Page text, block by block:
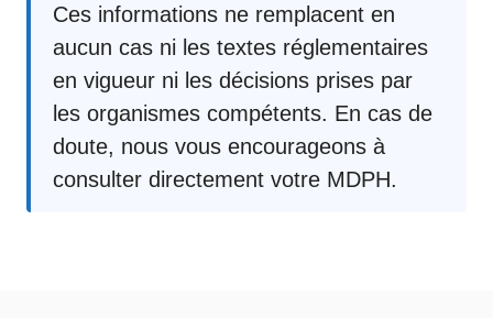
Ces informations ne remplacent en
aucun cas ni les textes réglementaires
en vigueur ni les décisions prises par
les organismes compétents. En cas de
doute, nous vous encourageons à
consulter directement votre MDPH.